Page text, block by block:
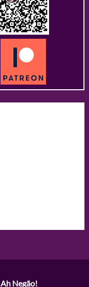
Ah Negão!